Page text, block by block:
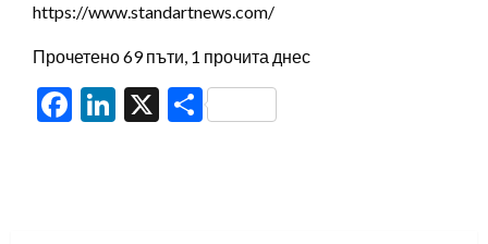
https://www.standartnews.com/
Прочетено 69 пъти, 1 прочита днес
Facebook
LinkedIn
X Share